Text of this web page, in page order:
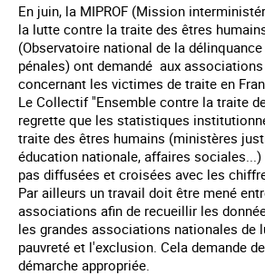
En juin, la MIPROF (Mission
la lutte contre la traite des êtres
(Observatoire national de la
pénales) ont demandé aux
concernant les victimes de traite en
Le Collectif "Ensemble contre la traite
regrette que les statistiques
traite des êtres humains (ministères
éducation nationale, affaires
pas diffusées et croisées avec les
Par ailleurs un travail doit être mené
associations afin de recueillir les
les grandes associations nationales de
pauvreté et l'exclusion. Cela demande
démarche appropriée.